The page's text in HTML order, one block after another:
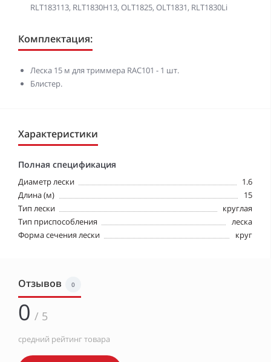
RLT183113, RLT1830H13, OLT1825, OLT1831, RLT1830Li
Комплектация:
Леска 15 м для триммера RAC101 - 1 шт.
Блистер.
Характеристики
Полная спецификация
Диаметр лески
1.6
Длина (м)
15
Тип лески
круглая
Тип приспособления
леска
Форма сечения лески
круг
Отзывов 0
0 / 5
средний рейтинг товара